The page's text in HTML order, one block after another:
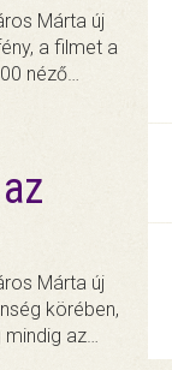
Márta új
a filmet a
néző…
Márta új
körében,
mindig az…